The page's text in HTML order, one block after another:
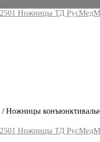
/ Ножницы